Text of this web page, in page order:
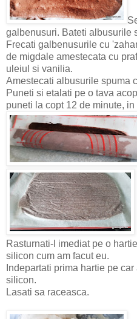
galbenusuri. Bateti albusurile
Frecati galbenusurile cu
de migdale amestecata cu
uleiul si vanilia.
Amestecati albusurile spuma
Puneti si etalati pe o tava
puneti la copt 12 de minute,
Rasturnati-l imediat pe o
silicon cum am facut eu.
Indepartati prima hartie pe
silicon.
Lasati sa raceasca.